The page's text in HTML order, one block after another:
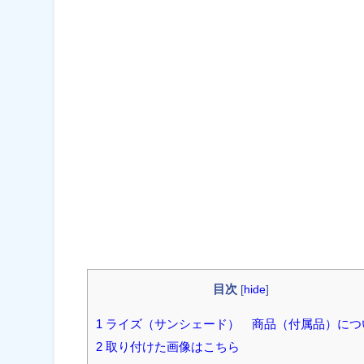
目次 [hide]
1 ライズ（サンシェード） 商品（付属品）につ
2 取り付けた画像はこちら